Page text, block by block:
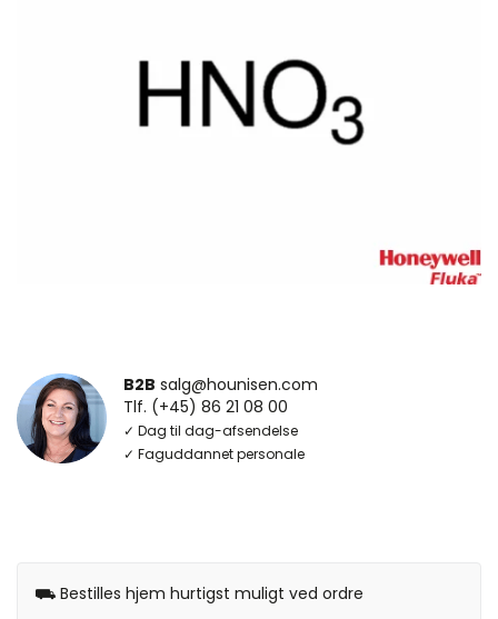
B2B salg@hounisen.com
Tlf. (+45) 86 21 08 00
✓ Dag til dag-afsendelse
✓ Faguddannet personale
⛟ Bestilles hjem hurtigst muligt ved ordre